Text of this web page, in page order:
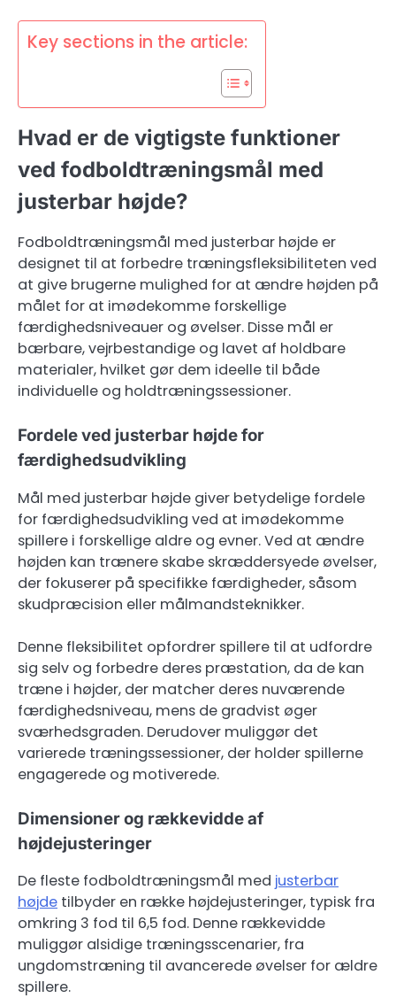
Key sections in the article:
Hvad er de vigtigste funktioner
ved fodboldtræningsmål med
justerbar højde?
Fodboldtræningsmål med justerbar højde er
designet til at forbedre træningsfleksibiliteten ved
at give brugerne mulighed for at ændre højden på
målet for at imødekomme forskellige
færdighedsniveauer og øvelser. Disse mål er
bærbare, vejrbestandige og lavet af holdbare
materialer, hvilket gør dem ideelle til både
individuelle og holdtræningssessioner.
Fordele ved justerbar højde for
færdighedsudvikling
Mål med justerbar højde giver betydelige fordele
for færdighedsudvikling ved at imødekomme
spillere i forskellige aldre og evner. Ved at ændre
højden kan trænere skabe skræddersyede øvelser,
der fokuserer på specifikke færdigheder, såsom
skudpræcision eller målmandsteknikker.
Denne fleksibilitet opfordrer spillere til at udfordre
sig selv og forbedre deres præstation, da de kan
træne i højder, der matcher deres nuværende
færdighedsniveau, mens de gradvist øger
sværhedsgraden. Derudover muliggør det
varierede træningssessioner, der holder spillerne
engagerede og motiverede.
Dimensioner og rækkevidde af
højdejusteringer
De fleste fodboldtræningsmål med justerbar
højde tilbyder en række højdejusteringer, typisk fra
omkring 3 fod til 6,5 fod. Denne rækkevidde
muliggør alsidige træningsscenarier, fra
ungdomstræning til avancerede øvelser for ældre
spillere.